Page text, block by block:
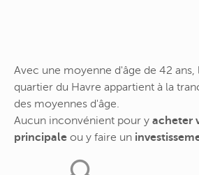
Avec une moyenne d'âge de 42
quartier du Havre appartient à la
des moyennes d'âge.
Aucun inconvénient pour y acheter
principale ou y faire un